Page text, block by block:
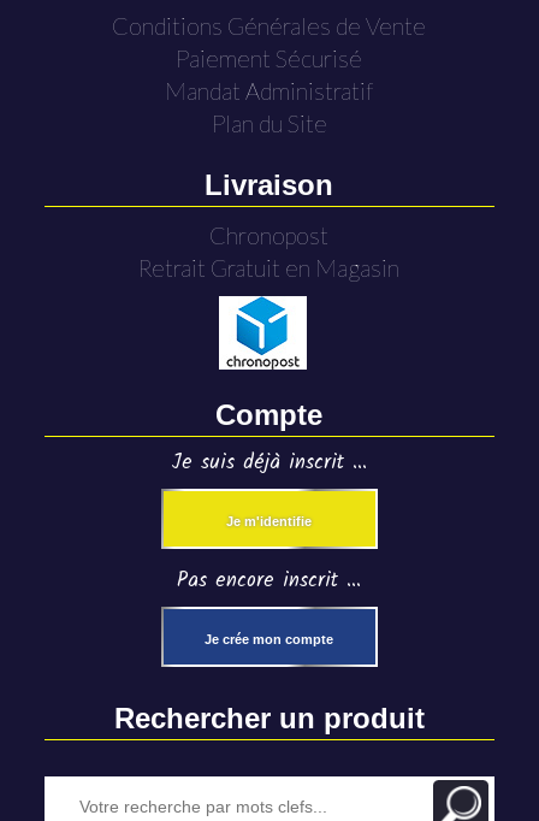
Conditions Générales de Vente
Paiement Sécurisé
Mandat Administratif
Plan du Site
Livraison
Chronopost
Retrait Gratuit en Magasin
Compte
Je suis déjà inscrit ...
Je m'identifie
Pas encore inscrit ...
Je crée mon compte
Rechercher un produit